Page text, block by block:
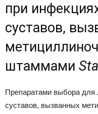
при
суставов,
штаммами
Препаратами выбора для
суставов, вызванных